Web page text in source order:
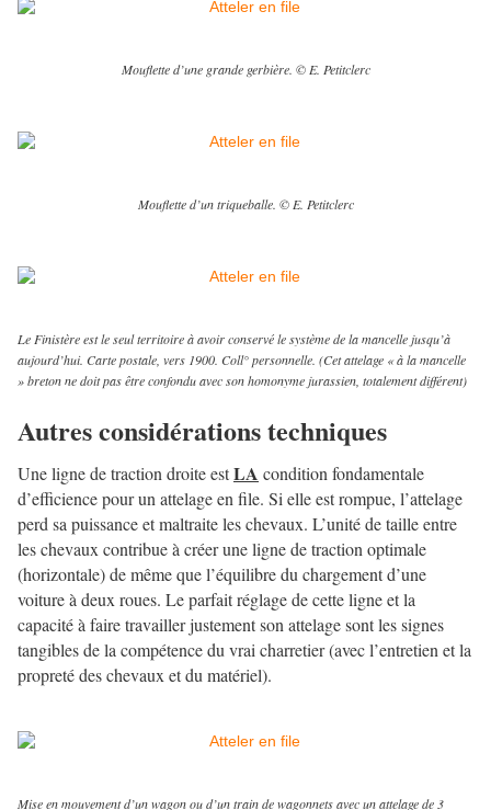
Mouflette d’une grande gerbière. © E. Petitclerc
Mouflette d’un triqueballe. © E. Petitclerc
Le Finistère est le seul territoire à avoir conservé le système de la mancelle jusqu’à
aujourd’hui. Carte postale, vers 1900. Coll° personnelle. (Cet attelage « à la mancelle
» breton ne doit pas être confondu avec son homonyme jurassien, totalement différent)
Autres considérations techniques
Une ligne de traction droite estLA condition fondamentale
d’efficience pour un attelage en file. Si elle est rompue, l’attelage
perd sa puissance et maltraite les chevaux. L’unité de taille entre
les chevaux contribue à créer une ligne de traction optimale
(horizontale) de même que l’équilibre du chargement d’une
voiture à deux roues. Le parfait réglage de cette ligne et la
capacité à faire travailler justement son attelage sont les signes
tangibles de la compétence du vrai charretier (avec l’entretien et la
propreté des chevaux et du matériel).
Mise en mouvement d’un wagon ou d’un train de wagonnets avec un attelage de 3